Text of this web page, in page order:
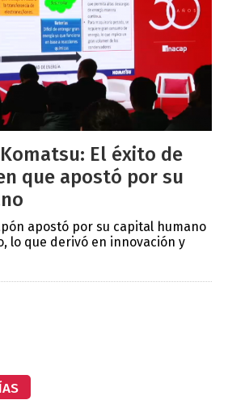
El éxito de
que apostó por su
apostó por su capital humano
lo que derivó en innovación y